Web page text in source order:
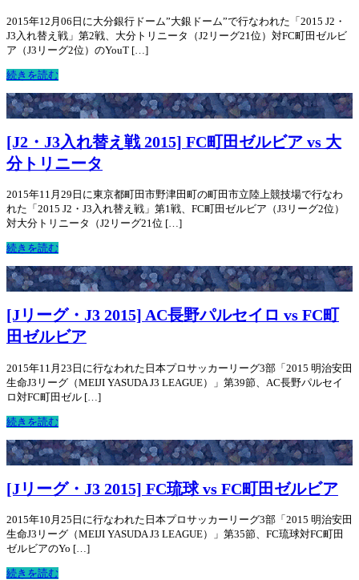
2015年12月06日に大分銀行ドーム”大銀ドーム”で行なわれた「2015 J2・
J3入れ替え戦」第2戦、大分トリニータ（J2リーグ21位）対FC町田ゼルビ
ア（J3リーグ2位）のYouT […]
続きを読む
[J2・J3入れ替え戦 2015] FC町田ゼルビア vs 大
分トリニータ
2015年11月29日に東京都町田市野津田町の町田市立陸上競技場で行なわ
れた「2015 J2・J3入れ替え戦」第1戦、FC町田ゼルビア（J3リーグ2位）
対大分トリニータ（J2リーグ21位 […]
続きを読む
[Jリーグ・J3 2015] AC長野パルセイロ vs FC町
田ゼルビア
2015年11月23日に行なわれた日本プロサッカーリーグ3部「2015 明治安田
生命J3リーグ（MEIJI YASUDA J3 LEAGUE）」第39節、AC長野パルセイ
ロ対FC町田ゼル […]
続きを読む
[Jリーグ・J3 2015] FC琉球 vs FC町田ゼルビア
2015年10月25日に行なわれた日本プロサッカーリーグ3部「2015 明治安田
生命J3リーグ（MEIJI YASUDA J3 LEAGUE）」第35節、FC琉球対FC町田
ゼルビアのYo […]
続きを読む